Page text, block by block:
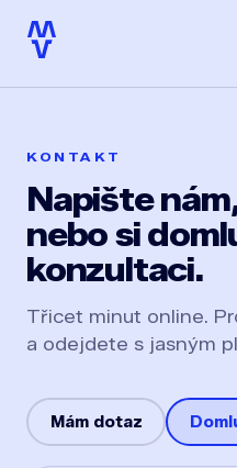
KONTAKT
Napište
nebo si
konzultaci.
Třicet minut online.
a odejdete s jasným
Mám dotaz